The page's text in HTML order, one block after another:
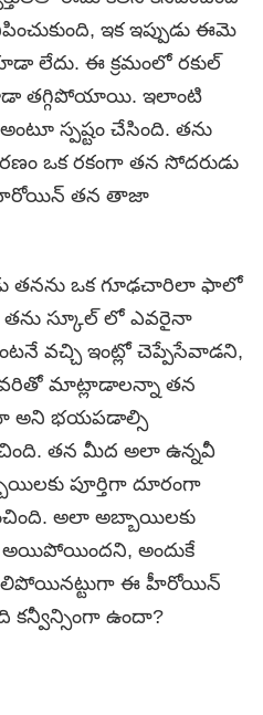
ఇక ఇప్పుడు ఈమె
లేదు. ఈ క్రమంలో రకుల్
తగ్గిపోయాయి. ఇలాంటి
స్పష్టం చేసింది. తను
ఒక రకంగా తన సోదరుడు
తన తాజా
తనను ఒక గూఢచారిలా ఫాలో
తను స్కూల్ లో ఎవరైనా
వచ్చి ఇంట్లో చెప్పేసేవాడని,
మాట్లాడాలన్నా తన
అని భయపడాల్సి
తన మీద అలా ఉన్నవీ
పూర్తిగా దూరంగా
అలా అబ్బాయిలకు
అయిపోయిందని, అందుకే
ఈ హీరోయిన్
కన్వీన్సింగా ఉందా?